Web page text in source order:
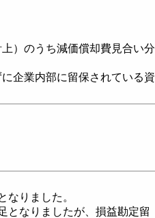
）のうち減価償却費見合い分
企業内部に留保されている資
なりました。
となりましたが、損益勘定留